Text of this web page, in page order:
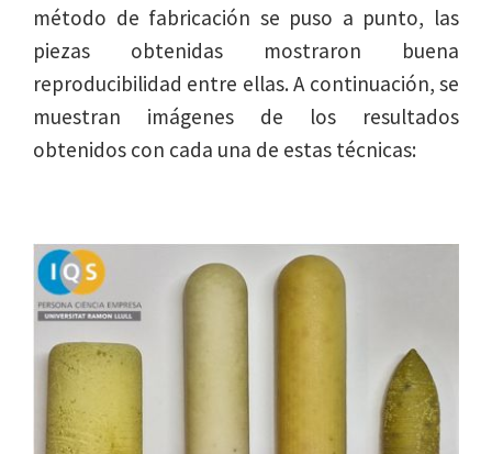
método de fabricación se puso a punto, las
piezas obtenidas mostraron buena
reproducibilidad entre ellas. A continuación, se
muestran imágenes de los resultados
obtenidos con cada una de estas técnicas: